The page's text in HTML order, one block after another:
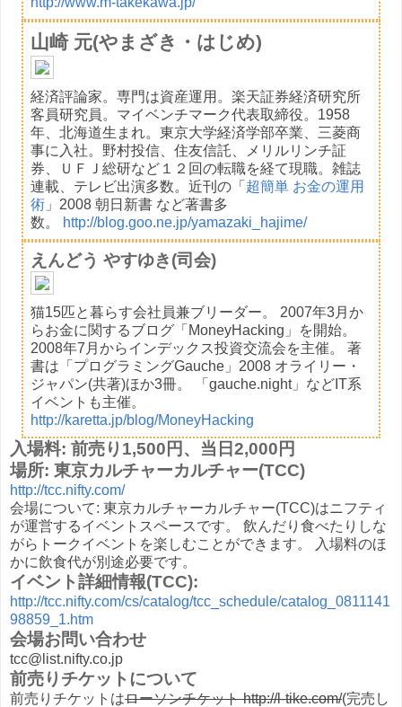
山崎 元(やまざき・はじめ)
経済評論家。専門は資産運用。楽天証券経済研究所
客員研究員。マイベンチマーク代表取締役。1958
年、北海道生まれ。東京大学経済学部卒業、三菱商
事に入社。野村投信、住友信託、メリルリンチ証
券、ＵＦＪ総研など１２回の転職を経て現職。雑誌
連載、テレビ出演多数。近刊の「 超簡単 お金の運用
術」2008 朝日新書 など著書多
数。
http://blog.goo.ne.jp/yamazaki_hajime/
えんどう やすゆき(司会)
猫15匹と暮らす会社員兼ブリーダー。 2007年3月か
らお金に関するブログ「MoneyHacking」を開始。
2008年7月からインデックス投資交流会を主催。 著
書は「プログラミングGauche」2008 オライリー・
ジャパン(共著)ほか3冊。 「gauche.night」などIT系
イベントも主催。
http://karetta.jp/blog/MoneyHacking
入場料: 前売り1,500円、当日2,000円
場所: 東京カルチャーカルチャー(TCC)
http://tcc.nifty.com/
会場について: 東京カルチャーカルチャー(TCC)はニフティ
が運営するイベントスペースです。 飲んだり食べたりしな
がらトークイベントを楽しむことができます。 入場料のほ
かに飲食代が別途必要です。
イベント詳細情報(TCC):
http://tcc.nifty.com/cs/catalog/tcc_schedule/catalog_0811141
98859_1.htm
会場お問い合わせ
tcc@list.nifty.co.jp
前売りチケットについて
前売りチケットはローソンチケット http://l-tike.com/(完売し